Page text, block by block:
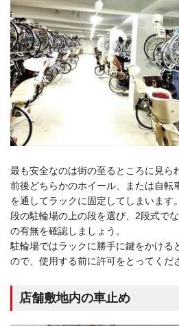
最も安全なのは街の至るところに見ら
前後どちらかのホイール、または自転
を通してラックに固定してしまいます
段の駐輪場の上の段を選び、2段式で
の有無を確認しましょう。
駐輪場ではラックに勝手に鍵をかける
ので、使用する前に許可をとってくだ
店舗敷地内の車止め